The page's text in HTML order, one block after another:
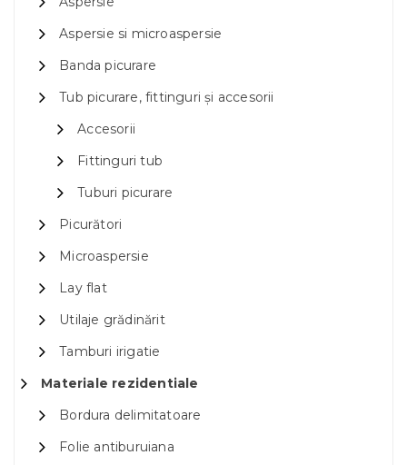
Aspersie si microaspersie
Banda picurare
Tub picurare, fittinguri și accesorii
Accesorii
Fittinguri tub
Tuburi picurare
Picurători
Microaspersie
Lay flat
Utilaje grădinărit
Tamburi irigatie
Materiale rezidentiale
Bordura delimitatoare
Folie antiburuiana